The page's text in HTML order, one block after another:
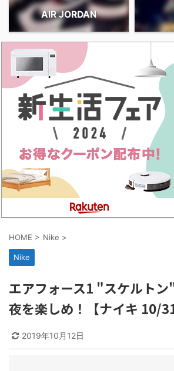
AIR JORDAN
HOME > Nike >
Nike
エアフォース1 "スケルト
夜を楽しめ！【ナイキ 10/31
2019年10月12日